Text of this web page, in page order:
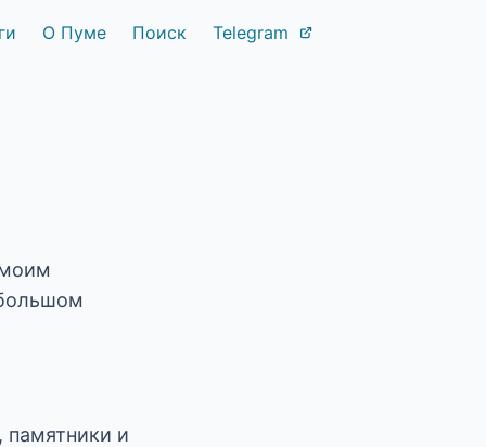
О Пуме Поиск Telegram
памятники и